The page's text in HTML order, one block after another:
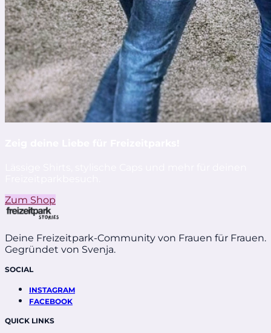
Zum Shop
Deine Freizeitpark-Community von Frauen für Frauen.
Gegründet von Svenja.
SOCIAL
INSTAGRAM
FACEBOOK
QUICK LINKS